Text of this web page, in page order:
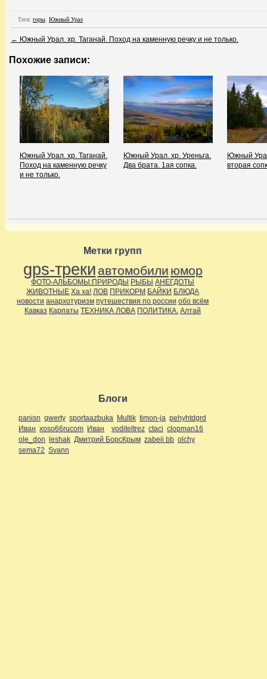
Теги: горы, Южный Урал
← Южный Урал. хр. Таганай. Поход на каменную речку и не только.
Похожие записи:
Южный Урал. хр. Таганай.
Поход на каменную речку
и не только.
Южный Урал. хр. Уреньга.
Два брата. 1ая сопка.
Южный
вторая
Метки групп
gps-треки автомобили юмор
ФОТО-АЛЬБОМЫ:ПРИРОДЫ РЫБЫ АНЕГДОТЫ
ЖИВОТНЫЕ Ха ха! ЛОВ ПРИКОРМ БАЙКИ БЛЮДА
новости анархотуризм путешествия по россии обо всём
Кавказ Карпаты ТЕХНИКА ЛОВА ПОЛИТИКА. Алтай
Блоги
panisn qwerty sportaazbuka Multik timon-ja pehyhtdgrd
Иван xoso66rucom Иван voditeltrez ctaci clopman16
ole_don leshak Дмитрий БорсКрым zabeii bb olchy
sema72 Svann